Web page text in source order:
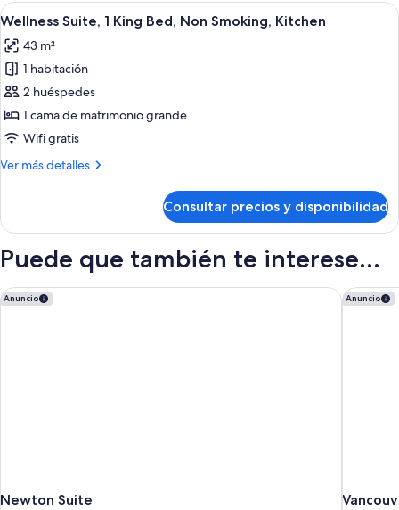
habitaciones,
fumadores,
cocina
Abrir
todas
las
fotos
de
Wellness
Suite,
King
Smoking,
Kitchen
Un dormitorio moderno con una
5
Wellness Suite, 1 King Bed, Non Smoking, Kitchen
43 m²
1 habitación
2 huéspedes
1 cama de matrimonio grande
Wifi gratis
Ver más detalles
Más
Suite,
King
Non
Smoking,
Consultar precios y disponibilidad
Puede que también te interese...
Anuncio
Newton Suite
Newton Suite Anuncio